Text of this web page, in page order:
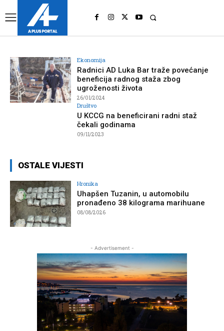
Ekonomija
Radnici AD Luka Bar traže povećanje
beneficija radnog staža zbog
ugroženosti života
26/01/2024
Društvo
U KCCG na beneficirani radni staž
čekali godinama
09/11/2023
OSTALE VIJESTI
Hronika
Uhapšen Tuzanin, u automobilu
pronađeno 38 kilograma marihuane
08/08/2026
- Advertisement -